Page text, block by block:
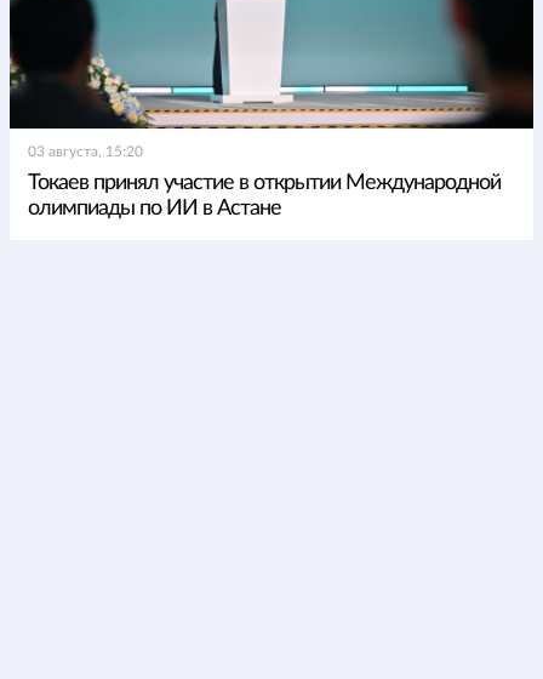
03 августа, 15:20
Токаев принял участие в открытии Международной
олимпиады по ИИ в Астане